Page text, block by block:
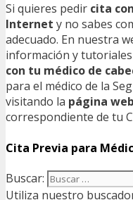
Si quieres pedir cita
Internet y no sabes
adecuado. En nuestra
información y
con tu médico de
para el médico de la
visitando la página
correspondiente de tu
Cita Previa para
Buscar:
Utiliza nuestro